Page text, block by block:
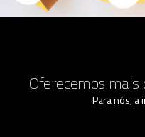
Oferecemos mais
Para nós, a